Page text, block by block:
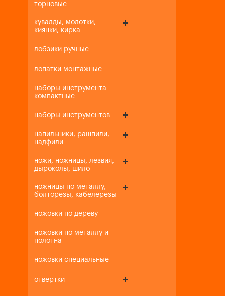
торцовые
кувалды, молотки,
киянки, кирка
лобзики ручные
лопатки монтажные
наборы инструмента
компактные
наборы инструментов
напильники, рашпили,
надфили
ножи, ножницы, лезвия,
дыроколы, шило
ножницы по металлу,
болторезы, кабелерезы
ножовки по дереву
ножовки по металлу и
полотна
ножовки специальные
отвертки